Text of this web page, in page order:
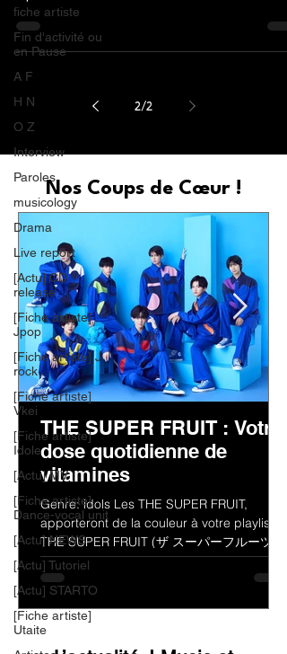
fiche artiste
Fin d'activité ou
en Pause
A F
H N
O Z
Interview
Paroles
musicology
Drama
Live report
[Actu] CD
release
[Fiche artiste]
Jpop
[Fiche artiste] J
rock
[Fiche artiste]
Vkei
[Fiche artiste]
Idole
[Actu] MV
[Fiche artiste]
Dance-vocal unit
[Actu] NEWS
[Actu] Tutoriel
[Actu] STARTO
[Fiche artiste]
Utaite
2/2
Nos Coups de Cœur !
THE SUPER FRUIT : Votre
dose quotidienne de
vitamines
Genre: idols Les THE SUPER FRUIT,
apporteront de la couleur à votre playlist !
THE SUPER FRUIT (ザ スーパーフルーツ)
est un groupe de jeunes...